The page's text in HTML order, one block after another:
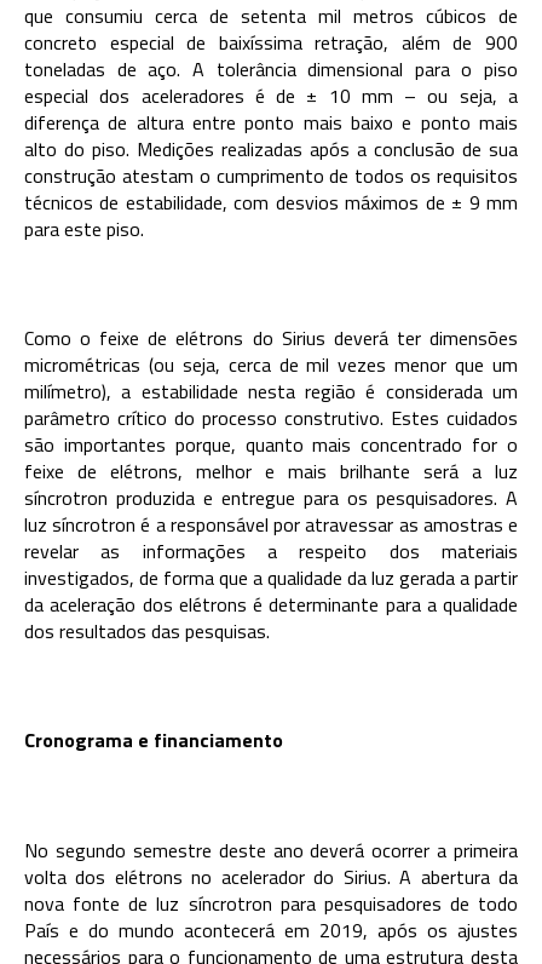
que consumiu cerca de setenta mil metros cúbicos de
concreto especial de baixíssima retração, além de 900
toneladas de aço. A tolerância dimensional para o piso
especial dos aceleradores é de ± 10 mm – ou seja, a
diferença de altura entre ponto mais baixo e ponto mais
alto do piso. Medições realizadas após a conclusão de sua
construção atestam o cumprimento de todos os requisitos
técnicos de estabilidade, com desvios máximos de ± 9 mm
para este piso.
Como o feixe de elétrons do Sirius deverá ter dimensões
micrométricas (ou seja, cerca de mil vezes menor que um
milímetro), a estabilidade nesta região é considerada um
parâmetro crítico do processo construtivo. Estes cuidados
são importantes porque, quanto mais concentrado for o
feixe de elétrons, melhor e mais brilhante será a luz
síncrotron produzida e entregue para os pesquisadores. A
luz síncrotron é a responsável por atravessar as amostras e
revelar as informações a respeito dos materiais
investigados, de forma que a qualidade da luz gerada a partir
da aceleração dos elétrons é determinante para a qualidade
dos resultados das pesquisas.
Cronograma e financiamento
No segundo semestre deste ano deverá ocorrer a primeira
volta dos elétrons no acelerador do Sirius. A abertura da
nova fonte de luz síncrotron para pesquisadores de todo
País e do mundo acontecerá em 2019, após os ajustes
necessários para o funcionamento de uma estrutura desta